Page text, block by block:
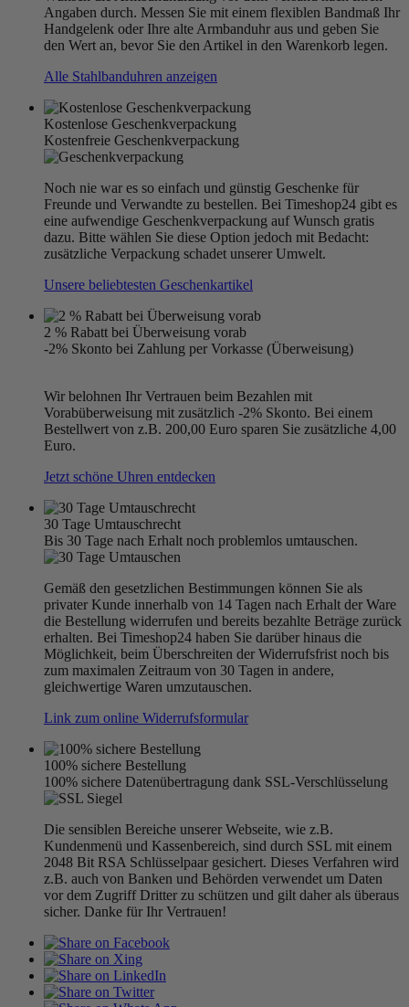
Angaben durch. Messen Sie mit einem flexiblen Bandmaß Ihr
Handgelenk oder Ihre alte Armbanduhr aus und geben Sie
den Wert an, bevor Sie den Artikel in den Warenkorb legen.
Alle Stahlbanduhren anzeigen
Kostenlose Geschenkverpackung
Kostenfreie Geschenkverpackung
Noch nie war es so einfach und günstig Geschenke für
Freunde und Verwandte zu bestellen. Bei Timeshop24 gibt es
eine aufwendige Geschenkverpackung auf Wunsch gratis
dazu. Bitte wählen Sie diese Option jedoch mit Bedacht:
zusätzliche Verpackung schadet unserer Umwelt.
Unsere beliebtesten Geschenkartikel
2 % Rabatt bei Überweisung vorab
-2% Skonto bei Zahlung per Vorkasse (Überweisung)
Wir belohnen Ihr Vertrauen beim Bezahlen mit
Vorabüberweisung mit zusätzlich -2% Skonto. Bei einem
Bestellwert von z.B. 200,00 Euro sparen Sie zusätzliche 4,00
Euro.
Jetzt schöne Uhren entdecken
30 Tage Umtauschrecht
Bis 30 Tage nach Erhalt noch problemlos umtauschen.
Gemäß den gesetzlichen Bestimmungen können Sie als
privater Kunde innerhalb von 14 Tagen nach Erhalt der Ware
die Bestellung widerrufen und bereits bezahlte Beträge zurück
erhalten. Bei Timeshop24 haben Sie darüber hinaus die
Möglichkeit, beim Überschreiten der Widerrufsfrist noch bis
zum maximalen Zeitraum von 30 Tagen in andere,
gleichwertige Waren umzutauschen.
Link zum online Widerrufsformular
100% sichere Bestellung
100% sichere Datenübertragung dank SSL-Verschlüsselung
Die sensiblen Bereiche unserer Webseite, wie z.B.
Kundenmenü und Kassenbereich, sind durch SSL mit einem
2048 Bit RSA Schlüsselpaar gesichert. Dieses Verfahren wird
z.B. auch von Banken und Behörden verwendet um Daten
vor dem Zugriff Dritter zu schützen und gilt daher als überaus
sicher. Danke für Ihr Vertrauen!